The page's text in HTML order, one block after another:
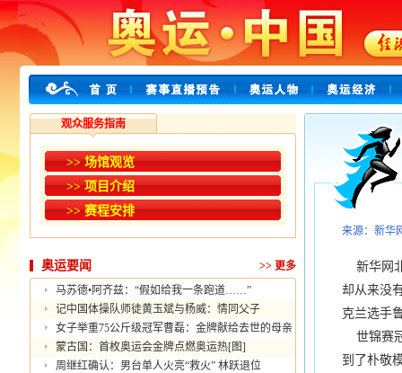
观众服务指南
>> 场馆观览
>> 项目介绍
>> 赛程安排
奥运要闻 >> 更多
马苏德•阿齐兹：“假如给我一条跑道……”
记中国体操队师徒黄玉斌与杨威：情同父子
女子举重75公斤级冠军曹磊：金牌献给去世的母亲
蒙古国：首枚奥运会金牌点燃奥运热[图]
周继红确认：男台单人火亮“救火” 林跃退位
来源：新华
新华网
却从来没
克兰选手
世锦赛
到了朴敬